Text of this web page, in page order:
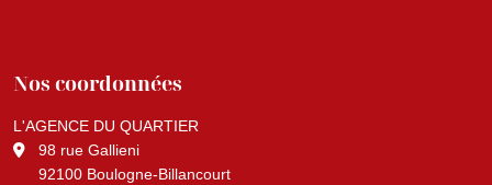
Nos coordonnées
L'AGENCE DU QUARTIER
98 rue Gallieni
92100 Boulogne-Billancourt